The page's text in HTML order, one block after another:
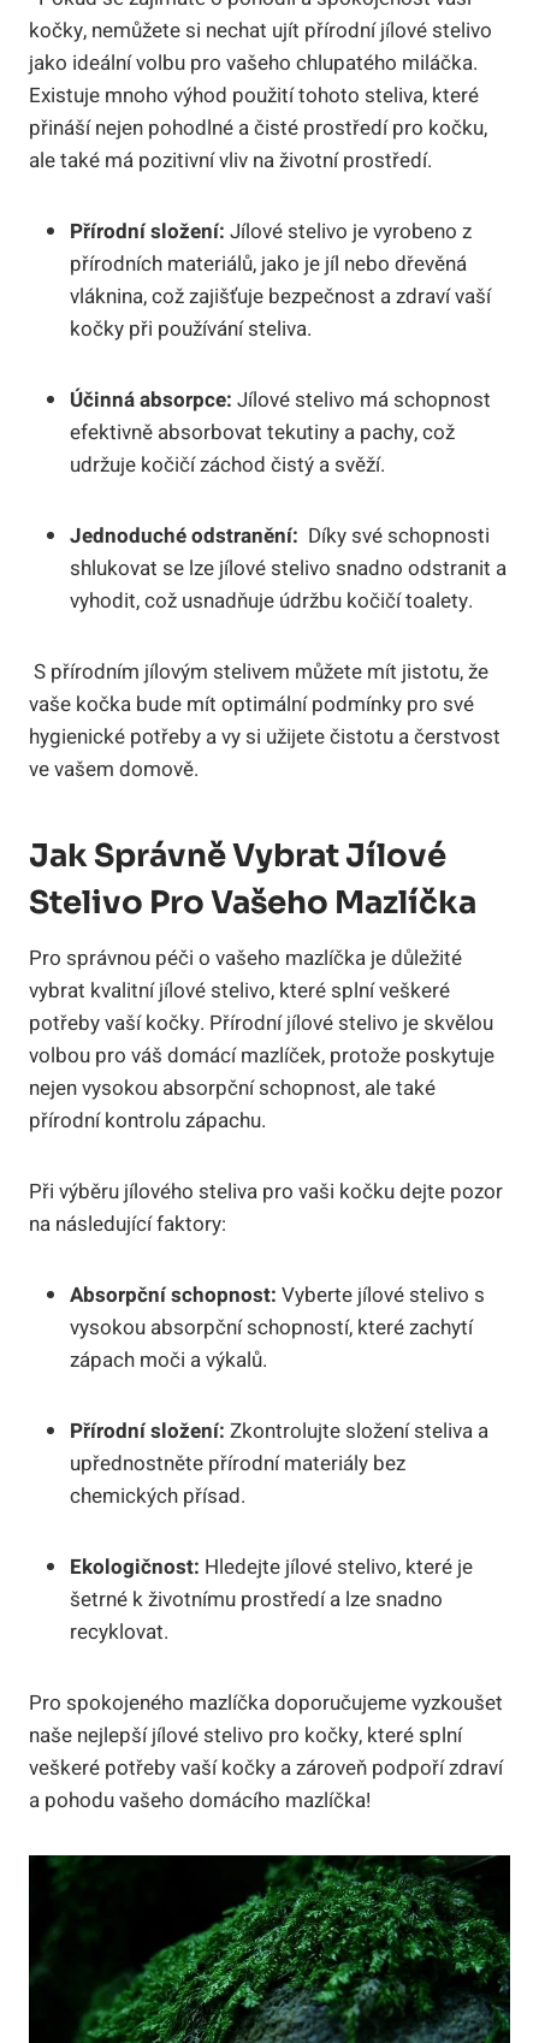
kočky, nemůžete si ⁤nechat ujít přírodní jílové stelivo
jako ‌ideální⁢ volbu pro⁤ vašeho⁢ chlupatého ⁢miláčka.​
Existuje‍ mnoho výhod použití⁤ tohoto steliva, které
přináší ​nejen pohodlné ⁣a čisté prostředí pro kočku,⁢
ale ⁤také má pozitivní vliv na ‍životní prostředí.
Přírodní složení: Jílové stelivo je vyrobeno ​z
přírodních materiálů, jako je jíl nebo⁤ dřevěná
⁤vláknina, což zajišťuje bezpečnost a ⁤zdraví ⁣vaší
kočky ‌při používání​ steliva.
Účinná absorpce: Jílové stelivo má schopnost
efektivně absorbovat tekutiny a pachy, ‌což
udržuje ⁤kočičí‌ záchod čistý a svěží.
Jednoduché odstranění: ⁢ Díky své schopnosti
⁢shlukovat se lze ⁤jílové stelivo⁢ snadno odstranit a
vyhodit,⁢ což usnadňuje‍ údržbu kočičí toalety.
⁢ S přírodním jílovým stelivem ‌můžete ⁤mít jistotu, že
vaše kočka bude⁢ mít‍ optimální ‍podmínky pro své⁣
hygienické potřeby a⁣ vy si užijete⁣ čistotu‌ a čerstvost
ve vašem ‍domově.
Jak Správně ​vybrat Jílové
‍stelivo Pro ⁤vašeho ⁣mazlíčka
Pro správnou péči​ o vašeho ‍mazlíčka je důležité‍
vybrat kvalitní jílové stelivo, které splní⁤ veškeré
potřeby vaší kočky. Přírodní jílové​ stelivo je skvělou
volbou ⁤pro váš‌ domácí mazlíček, ⁣protože poskytuje
nejen vysokou⁣ absorpční ⁣schopnost, ale ‌také
přírodní kontrolu zápachu.
Při výběru jílového steliva pro vaši kočku dejte pozor‌
na následující faktory:
Absorpční schopnost: Vyberte jílové ⁢stelivo⁢ s
⁣vysokou absorpční schopností, které zachytí
zápach moči a výkalů.
Přírodní ⁣složení: Zkontrolujte složení steliva a
upřednostněte přírodní ⁤materiály⁢ bez
⁤chemických přísad.
Ekologičnost: ⁣Hledejte⁤ jílové stelivo, ⁢které je
⁢šetrné k životnímu prostředí a ‌lze snadno
recyklovat.
Pro ⁢spokojeného mazlíčka doporučujeme vyzkoušet ​
naše nejlepší jílové ⁢stelivo ⁢pro kočky, které splní
veškeré⁢ potřeby ⁤vaší kočky‍ a‌ zároveň podpoří zdraví
a pohodu vašeho domácího mazlíčka!